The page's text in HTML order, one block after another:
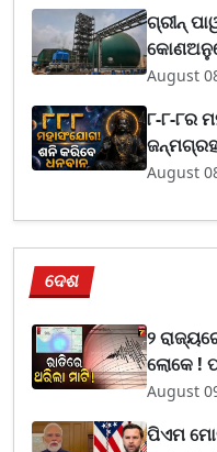
ଗ୍ରୀନ୍
August
୮-୮-୮ର
August
ଦେଶ
୨
ଲୋକେ !
August
ପିଏମ